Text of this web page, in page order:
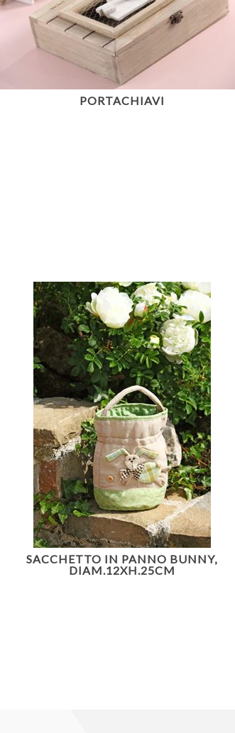
PORTACHIAVI
SACCHETTO IN PANNO BUNNY,
DIAM.12XH.25CM